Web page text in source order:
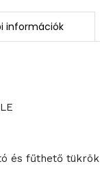
és fűthető tükrök